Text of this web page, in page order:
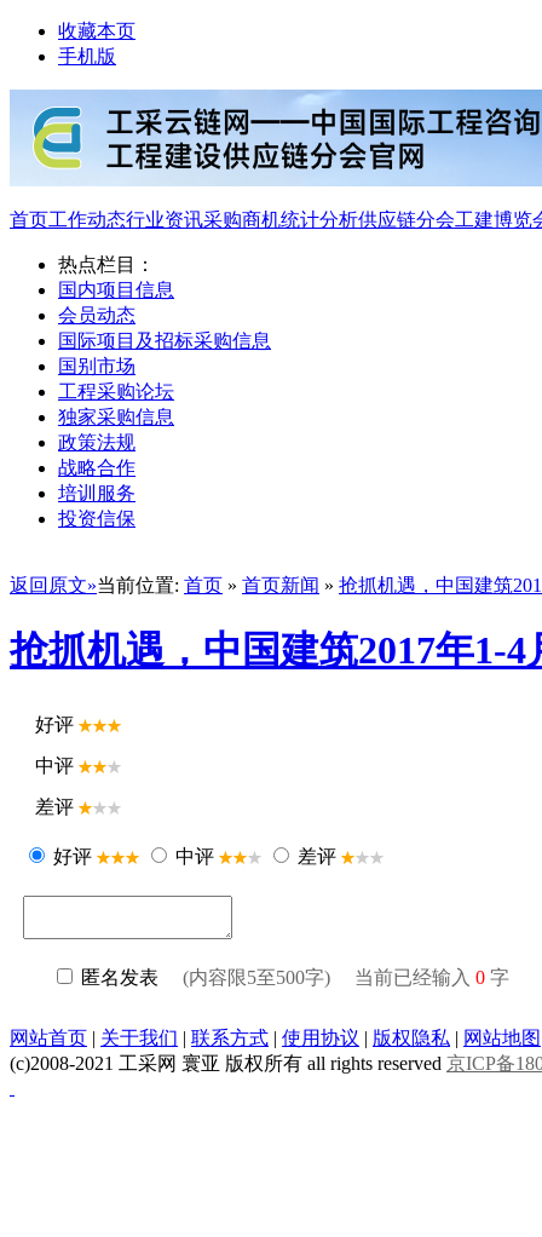
收藏本页
手机版
首页工作动态行业资讯采购商机统计分析供应链分会工建博览
热点栏目：
国内项目信息
会员动态
国际项目及招标采购信息
国别市场
工程采购论坛
独家采购信息
政策法规
战略合作
培训服务
投资信保
返回原文»当前位置: 首页 » 首页新闻 » 抢抓机遇，中国建筑
抢抓机遇，中国建筑2017年1-
好评
中评
差评
好评 中评 差评
匿名发表 (内容限5至500字) 当前已经输入 0 字
网站首页 | 关于我们 | 联系方式 | 使用协议 | 版权隐私 | 网站地图
(c)2008-2021 工采网 寰亚 版权所有 all rights reserved 京ICP备